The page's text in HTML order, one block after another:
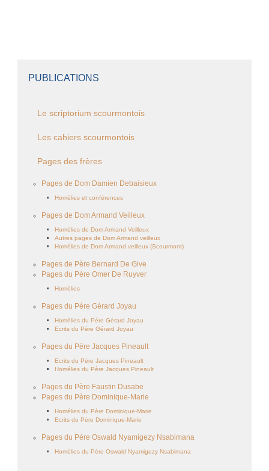
PUBLICATIONS
Le scriptorium scourmontois
Les cahiers scourmontois
Pages des frères
Pages de Dom Damien Debaisieux
Homélies et conférences
Pages de Dom Armand Veilleux
Homélies de Dom Armand Veilleux
Autres pages de Dom Armand veilleux
Homélies de Dom Armand veilleux (Scourmont)
Pages de Père Bernard De Give
Pages du Père Omer De Ruyver
Homélies
Pages du Père Gérard Joyau
Homélies du Père Gérard Joyau
Ecrits du Père Gérard Joyau
Pages du Père Jacques Pineault
Ecrits du Père Jacques Pineault
Homélies du Père Jacques Pineault
Pages du Père Faustin Dusabe
Pages du Père Dominique-Marie
Homélies du Père Dominique-Marie
Ecrits du Père Dominique-Marie
Pages du Père Oswald Nyamigezy Nsabimana
Homélies du Père Oswald Nyamigezy Nsabimana